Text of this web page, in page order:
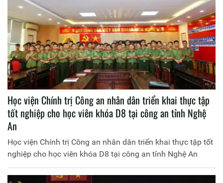
Học viện Chính trị Công an nhân dân triển khai thực tập
tốt nghiệp cho học viên khóa D8 tại công an tỉnh Nghệ
An
Học viện Chính trị Công an nhân dân triển khai thực tập tốt
nghiệp cho học viên khóa D8 tại công an tỉnh Nghệ An